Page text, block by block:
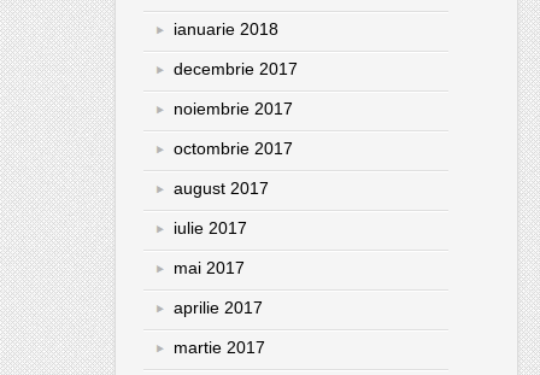
ianuarie 2018
decembrie 2017
noiembrie 2017
octombrie 2017
august 2017
iulie 2017
mai 2017
aprilie 2017
martie 2017